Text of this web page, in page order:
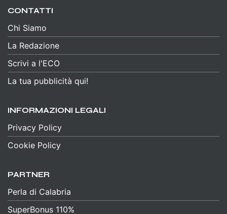
CONTATTI
Chi Siamo
La Redazione
Scrivi a l'ECO
La tua pubblicità qui!
INFORMAZIONI LEGALI
Privacy Policy
Cookie Policy
PARTNER
Perla di Calabria
SuperBonus 110%